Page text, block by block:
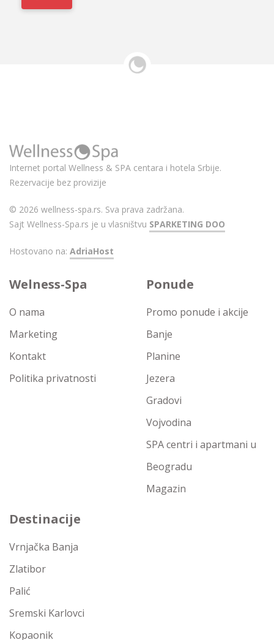
Internet portal Wellness & SPA centara i hotela Srbije.
Rezervacije bez provizije
© 2026 wellness-spa.rs. Sva prava zadržana.
Sajt Wellness-Spa.rs je u vlasništvu SPARKETING DOO
Hostovano na: AdriaHost
Welness-Spa
O nama
Marketing
Kontakt
Politika privatnosti
Ponude
Promo ponude i akcije
Banje
Planine
Jezera
Gradovi
Vojvodina
SPA centri i apartmani u
Beogradu
Magazin
Destinacije
Vrnjačka Banja
Zlatibor
Palić
Sremski Karlovci
Kopaonik